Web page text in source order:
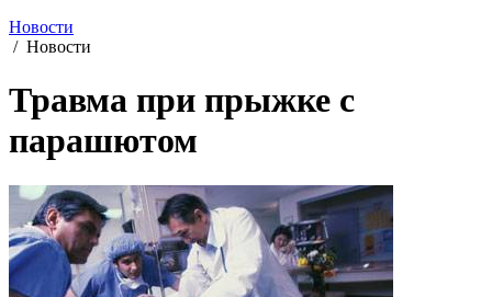
Новости
/ Новости
Травма при прыжке с
парашютом